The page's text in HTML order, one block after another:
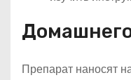
Препарат наносят